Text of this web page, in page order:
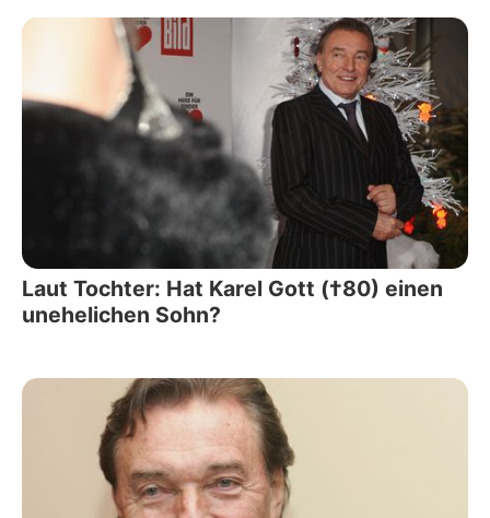
Laut Tochter: Hat Karel Gott (†80) einen
unehelichen Sohn?